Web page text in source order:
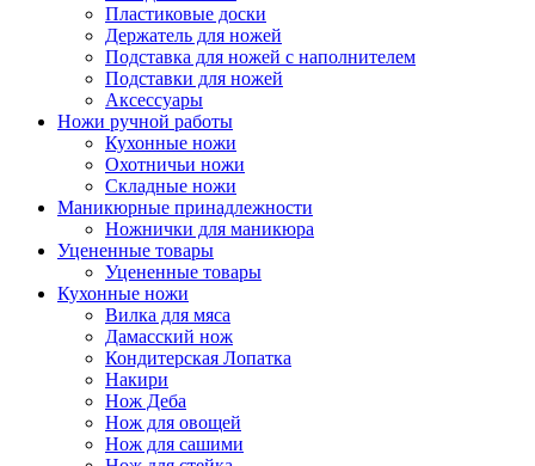
Пластиковые доски
Держатель для ножей
Подставка для ножей с наполнителем
Подставки для ножей
Аксессуары
Ножи ручной работы
Кухонные ножи
Охотничьи ножи
Складные ножи
Маникюрные принадлежности
Ножнички для маникюра
Уцененные товары
Уцененные товары
Кухонные ножи
Вилка для мяса
Дамасский нож
Кондитерская Лопатка
Накири
Нож Деба
Нож для овощей
Нож для сашими